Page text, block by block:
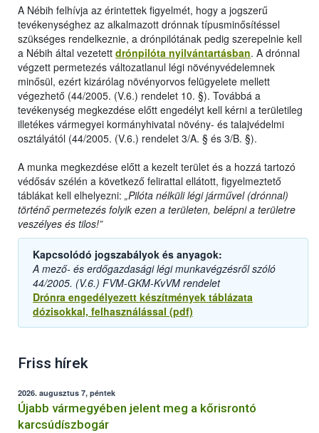
A Nébih felhívja az érintettek figyelmét, hogy a jogszerű
tevékenységhez az alkalmazott drónnak típusminősítéssel
szükséges rendelkeznie, a drónpilótának pedig szerepelnie kell
a Nébih által vezetett drónpilóta nyilvántartásban. A drónnal
végzett permetezés változatlanul légi növényvédelemnek
minősül, ezért kizárólag növényorvos felügyelete mellett
végezhető (44/2005. (V.6.) rendelet 10. §). Továbbá a
tevékenység megkezdése előtt engedélyt kell kérni a területileg
illetékes vármegyei kormányhivatal növény- és talajvédelmi
osztályától (44/2005. (V.6.) rendelet 3/A. § és 3/B. §).
A munka megkezdése előtt a kezelt terület és a hozzá tartozó
védősáv szélén a következő felirattal ellátott, figyelmeztető
táblákat kell elhelyezni: „Pilóta nélküli légi járművel (drónnal)
történő permetezés folyik ezen a területen, belépni a területre
veszélyes és tilos!”
Kapcsolódó jogszabályok és anyagok:
A mező- és erdőgazdasági légi munkavégzésről szóló
44/2005. (V.6.) FVM-GKM-KvVM rendelet
Drónra engedélyezett készítmények táblázata
dózisokkal, felhasználással (pdf)
Friss hírek
2026. augusztus 7, péntek
Újabb vármegyében jelent meg a kőrisrontó
karcsúdíszbogár